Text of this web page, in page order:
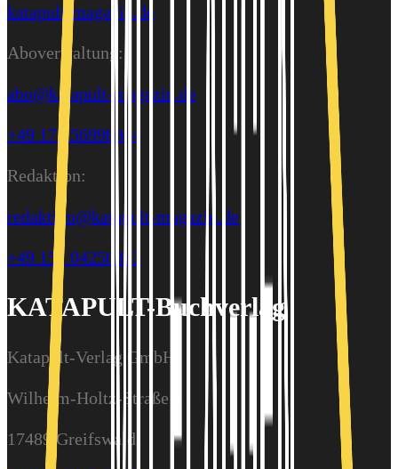
katapult-magazin.de
Aboverwaltung:
abo@katapult-magazin.de
+49 176 56998944
Redaktion:
redaktion@katapult-magazin.de
+49 152 04256363
KATAPULT-Buchverlag
Katapult-Verlag GmbH
Wilhelm-Holtz-Straße 9
17489 Greifswald